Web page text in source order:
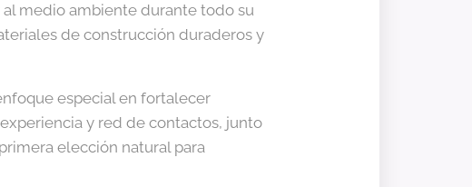
medio ambiente durante todo su
de construcción duraderos y
especial en fortalecer
y red de contactos, junto
elección natural para